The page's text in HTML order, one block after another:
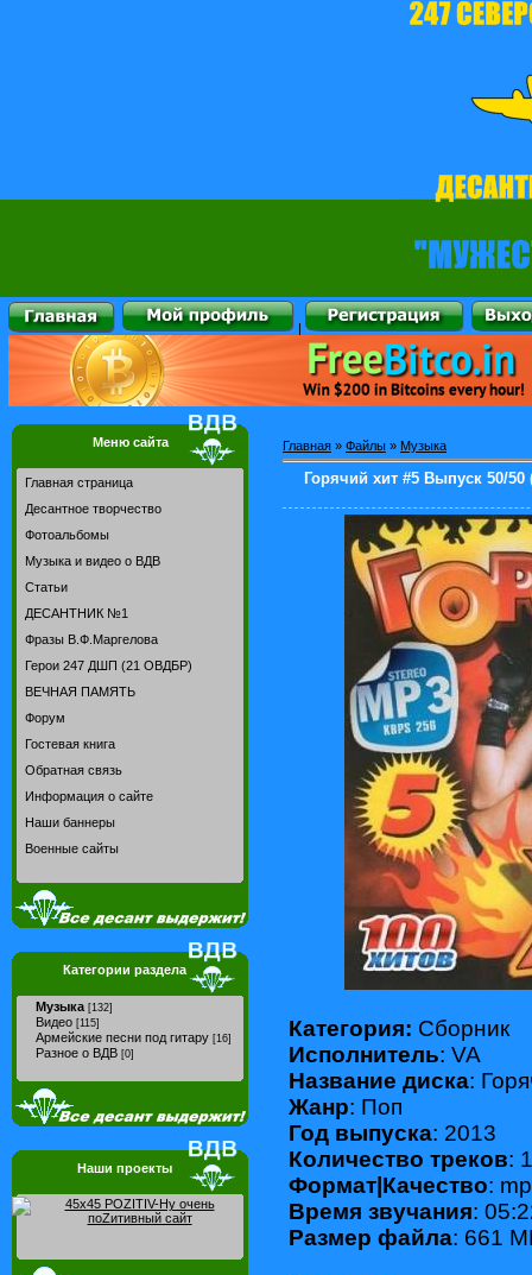
|
Меню сайта
Главная страница
Десантное творчество
Фотоальбомы
Музыка и видео о ВДВ
Статьи
ДЕСАНТНИК №1
Фразы В.Ф.Маргелова
Герои 247 ДШП (21 ОВДБР)
ВЕЧНАЯ ПАМЯТЬ
Форум
Гостевая книга
Обратная связь
Информация о сайте
Наши баннеры
Военные сайты
Категории раздела
Музыка [132]
Видео [115]
Армейские песни под гитару [16]
Разное о ВДВ [0]
Наши проекты
Главная » Файлы » Музыка
Горячий хит #5 Выпуск 50/50
Категория: Сборник
Исполнитель: VA
Название диска:
Жанр: Поп
Год выпуска: 2013
Количество треков:
Формат|Качество:
Время звучания:
Размер файла: 661